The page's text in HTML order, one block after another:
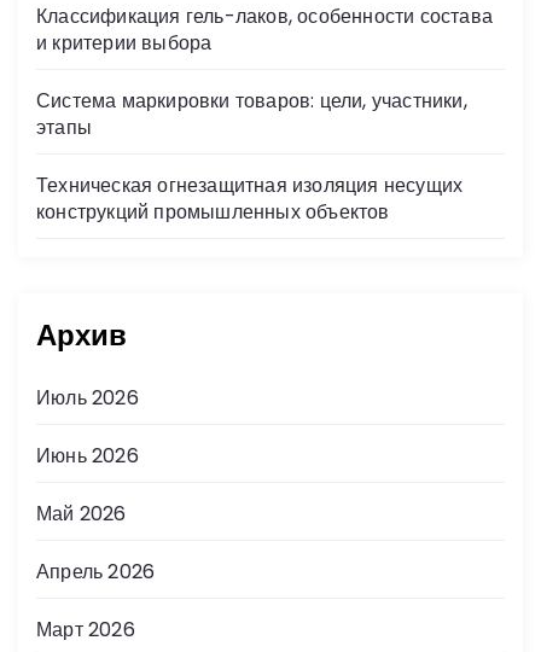
Классификация гель-лаков, особенности состава
и критерии выбора
Система маркировки товаров: цели, участники,
этапы
Техническая огнезащитная изоляция несущих
конструкций промышленных объектов
Архив
Июль 2026
Июнь 2026
Май 2026
Апрель 2026
Март 2026